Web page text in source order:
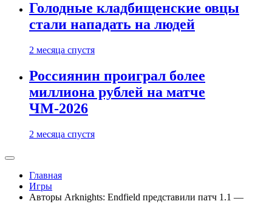
Голодные кладбищенские овцы
стали нападать на людей
2 месяца спустя
Россиянин проиграл более
миллиона рублей на матче
ЧМ-2026
2 месяца спустя
Главная
Игры
Авторы Arknights: Endfield представили патч 1.1 —